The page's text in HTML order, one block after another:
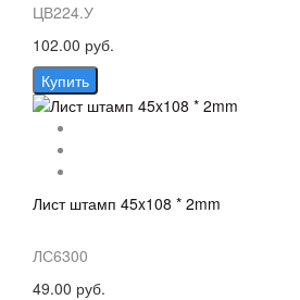
ЦВ224.У
102.00 руб.
Купить
Лист штамп 45x108 * 2mm
ЛС6300
49.00 руб.